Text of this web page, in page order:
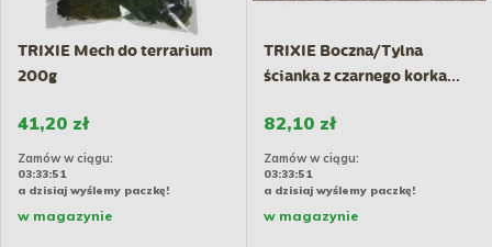
TRIXIE Mech do terrarium
200g
41,20 zł
Zamów w ciągu:
03:33:50
a dzisiaj wyślemy paczkę!
w magazynie
TRIXIE Boczna/Tylna
ścianka z czarnego korka...
82,10 zł
Zamów w ciągu:
03:33:50
a dzisiaj wyślemy paczkę!
w magazynie